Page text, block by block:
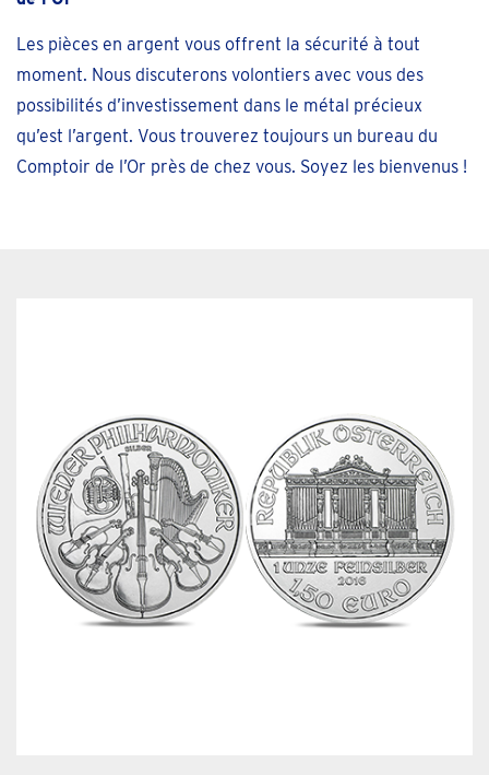
Les pièces en argent vous offrent la sécurité à tout
moment. Nous discuterons volontiers avec vous des
possibilités d’investissement dans le métal précieux
qu’est l’argent. Vous trouverez toujours un bureau du
Comptoir de l’Or près de chez vous. Soyez les bienvenus !